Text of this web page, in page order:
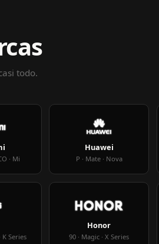
todo.
· Mi
Huawei
P · Mate · Nova
K Series
Honor
90 · Magic · X Series